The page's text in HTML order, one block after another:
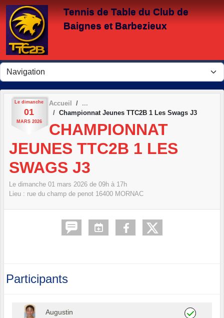
Tennis de Table du Club de
Baignes et Barbezieux
Le dimanche
01
MARS 2026
Accueil
Championnat Jeunes TTC2B 1 Les Swags J3
CHAMPIONNAT
JEUNES TTC2B 1 LES
SWAGS J3
Le dimanche 01 mars 2026 de 09h à 17h
Lieu : rue du champ de penot 16400 MORNAC
Participants
Augustin
Panneau de gestion des cookies